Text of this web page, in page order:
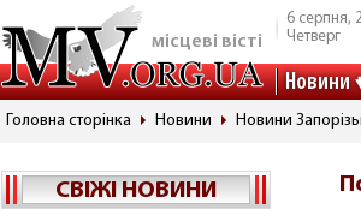
місцеві вісті
6 серпня,
Четверг
Новини
Головна сторінка Новини Новини
СВІЖІ НОВИНИ